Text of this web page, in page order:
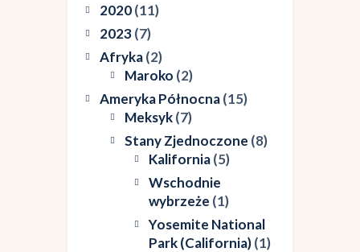
2020(11)
2023(7)
Afryka(2)
Maroko (2)
Ameryka Północna(15)
Meksyk(7)
Stany Zjednoczone (8)
Kalifornia(5)
Wschodnie
wybrzeże (1)
Yosemite National
Park (California)(1)